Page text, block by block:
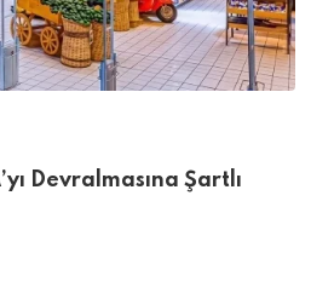
Devralmasına Şartlı